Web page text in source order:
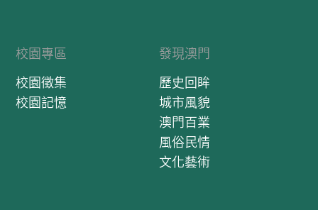
校園專區
校園徵集
校園記憶
發現澳門
歷史回眸
城市風貌
澳門百業
風俗民情
文化藝術